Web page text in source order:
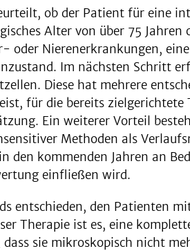
ob der Patient für eine
Alter von über 75
oder Nierenerkrankungen,
Im nächsten Schritt
Diese hat mehrere
für die bereits
Ein weiterer Vorteil
Methoden als
den kommenden Jahren an
einfließen wird.
entschieden, den Patienten
Therapie ist es, eine
sie mikroskopisch nicht